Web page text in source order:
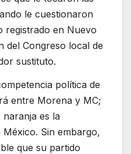
le cuestionaron
registrado en Nuevo
del Congreso local de
sustituto.
política de
entre Morena y MC;
es la
Sin embargo,
que su partido